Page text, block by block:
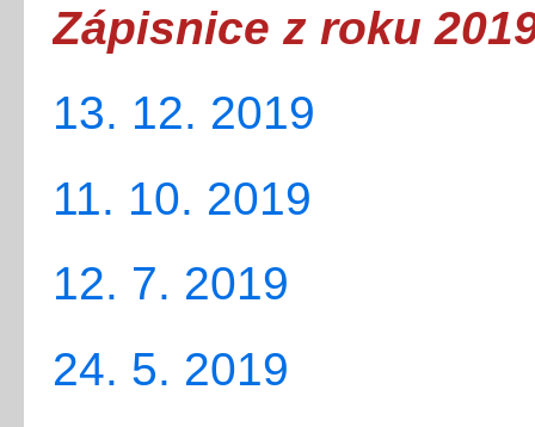
Zápisnice z roku
13. 12. 2019
11. 10. 2019
12. 7. 2019
24. 5. 2019